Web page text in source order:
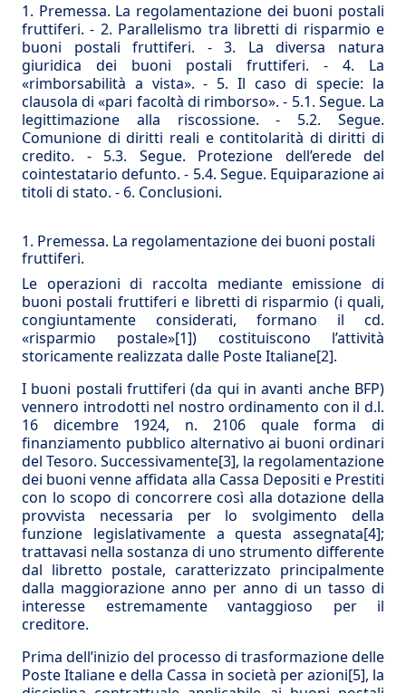
1. Premessa. La regolamentazione dei buoni postali
fruttiferi. - 2. Parallelismo tra libretti di risparmio e
buoni postali fruttiferi. -3. La diversa natura
giuridica dei buoni postali fruttiferi. - 4. La
«rimborsabilità a vista». - 5. Il caso di specie: la
clausola di «pari facoltà di rimborso».- 5.1. Segue. La
legittimazione alla riscossione.- 5.2. Segue.
Comunione di diritti reali e contitolarità di diritti di
credito. - 5.3. Segue. Protezione dell’erede del
cointestatario defunto.- 5.4. Segue. Equiparazione ai
titoli di stato. - 6. Conclusioni.
1. Premessa. La regolamentazione dei buoni postali
fruttiferi.
Le operazioni di raccolta mediante emissione di
buoni postali fruttiferi e libretti di risparmio (i quali,
congiuntamente considerati, formano il cd.
«risparmio postale»[1]) costituiscono l’attività
storicamente realizzata dalle Poste Italiane[2].
I buoni postali fruttiferi (da qui in avanti anche BFP)
vennero introdotti nel nostro ordinamento con il d.l.
16 dicembre 1924, n. 2106 quale forma di
finanziamento pubblico alternativo ai buoni ordinari
del Tesoro. Successivamente[3], la regolamentazione
dei buoni venne affidata alla Cassa Depositi e Prestiti
con lo scopo di concorrere così alla dotazione della
provvista necessaria per lo svolgimento della
funzione legislativamente a questa assegnata[4];
trattavasi nella sostanza di uno strumento differente
dal libretto postale, caratterizzato principalmente
dalla maggiorazione anno per anno di un tasso di
interesse estremamente vantaggioso per il
creditore.
Prima dell’inizio del processo di trasformazione delle
Poste Italiane e della Cassa in società per azioni[5], la